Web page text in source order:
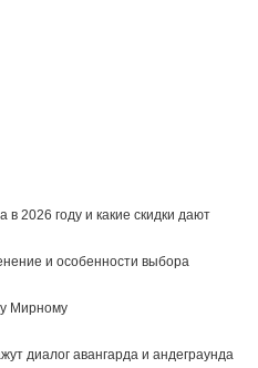
в 2026 году и какие скидки дают
и особенности выбора
Мирному
диалог авангарда и андеграунда